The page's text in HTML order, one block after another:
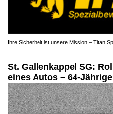
Ihre Sicherheit ist unsere Mission – Titan
St. Gallenkappel SG:
eines Autos – 64-